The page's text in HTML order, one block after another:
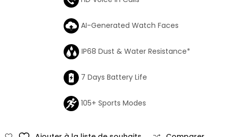
AI-Generated Watch Faces
IP68 Dust & Water Resistance*
7 Days Battery Life
105+ Sports Modes